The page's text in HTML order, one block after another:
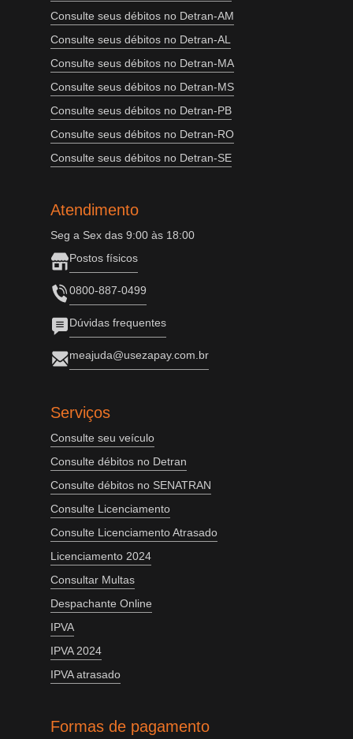
Consulte seus débitos no Detran-AM
Consulte seus débitos no Detran-AL
Consulte seus débitos no Detran-MA
Consulte seus débitos no Detran-MS
Consulte seus débitos no Detran-PB
Consulte seus débitos no Detran-RO
Consulte seus débitos no Detran-SE
Atendimento
Seg a Sex das 9:00 às 18:00
Postos físicos
0800-887-0499
Dúvidas frequentes
meajuda@usezapay.com.br
Serviços
Consulte seu veículo
Consulte débitos no Detran
Consulte débitos no SENATRAN
Consulte Licenciamento
Consulte Licenciamento Atrasado
Licenciamento 2024
Consultar Multas
Despachante Online
IPVA
IPVA 2024
IPVA atrasado
Formas de pagamento